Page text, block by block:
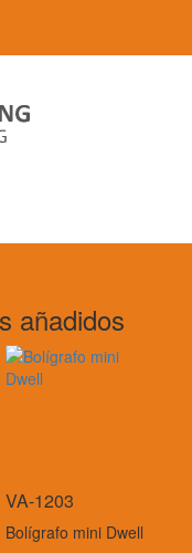
añadidos
VA-1203
Bolígrafo mini Dwell